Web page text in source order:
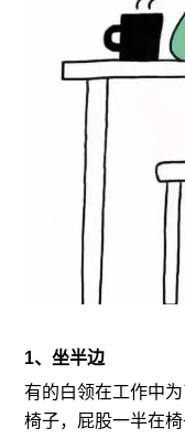
1、坐半边
有的白领在工作中
椅子，屁股一半在